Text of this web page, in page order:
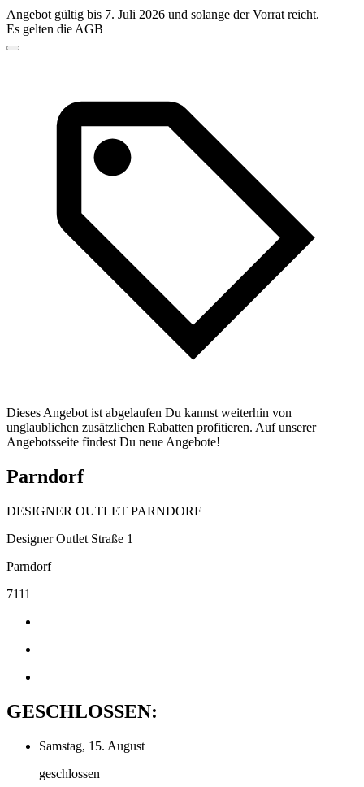
Angebot gültig bis 7. Juli 2026 und solange der Vorrat reicht.
Es gelten die AGB
Dieses Angebot ist abgelaufen Du kannst weiterhin von
unglaublichen zusätzlichen Rabatten profitieren. Auf unserer
Angebotsseite findest Du neue Angebote!
Parndorf
DESIGNER OUTLET PARNDORF
Designer Outlet Straße 1
Parndorf
7111
GESCHLOSSEN:
Samstag, 15. August
geschlossen